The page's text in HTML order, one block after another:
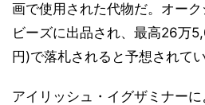
画で使用された代物だ。オー
ビーズに出品され、最高26万
円)で落札されると予想されてい
アイリッシュ・イグザミナー